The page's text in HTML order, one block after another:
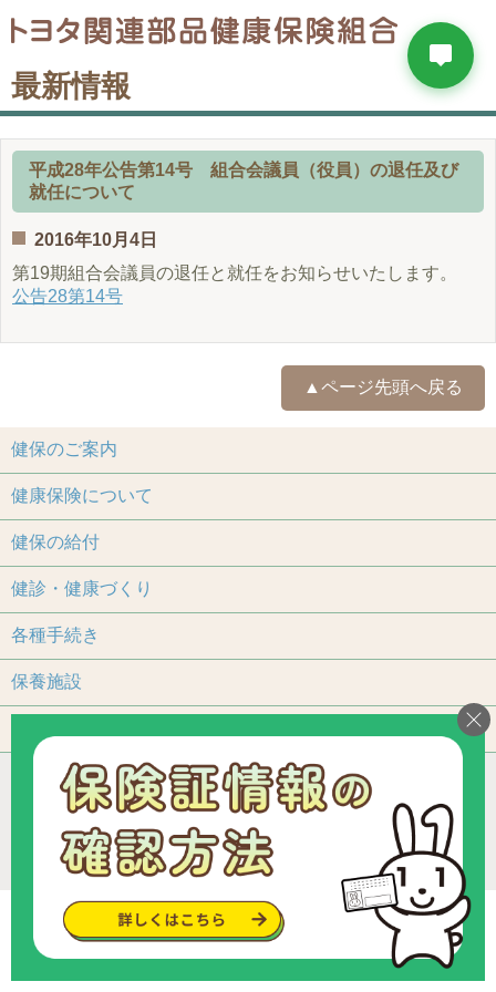
最新情報
平成28年公告第14号 組合会議員（役員）の退任及び
就任について
2016年10月4日
第19期組合会議員の退任と就任をお知らせいたします。
公告28第14号
▲ページ先頭へ戻る
健保のご案内
健康保険について
健保の給付
健診・健康づくり
各種手続き
保養施設
アクセス
個人情報保護について
加入事業所一覧
リンク
組合カレンダー
お問い合わせ・ご意見
サイトマップ
ご利用いただくにあたって
Copyright © since 2013 トヨタ関連部品健康保険組合 .